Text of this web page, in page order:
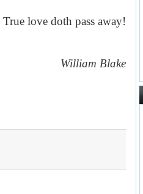
True love doth pass away!
William Blake